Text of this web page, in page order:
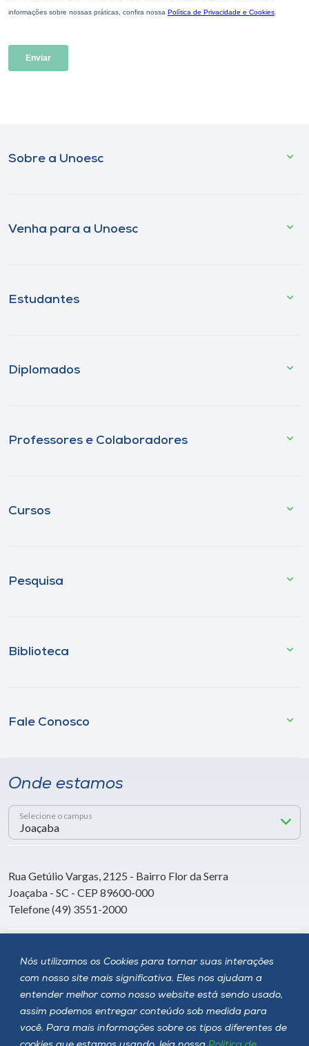
Nós utilizamos os Cookies para tornar suas interações
com nosso site mais significativa. Eles nos ajudam a
entender melhor como nosso website está sendo usado,
assim podemos entregar conteúdo sob medida para
você. Para mais informações sobre os tipos diferentes de
Sobre a Unoesc
Venha para a Unoesc
Estudantes
Diplomados
Professores e Colaboradores
Cursos
Pesquisa
Biblioteca
Fale Conosco
Onde estamos
Selecione o campus
Rua Getúlio Vargas, 2125 - Bairro Flor da Serra
Joaçaba - SC - CEP 89600-000
Telefone (49) 3551-2000
Siga a Unoesc